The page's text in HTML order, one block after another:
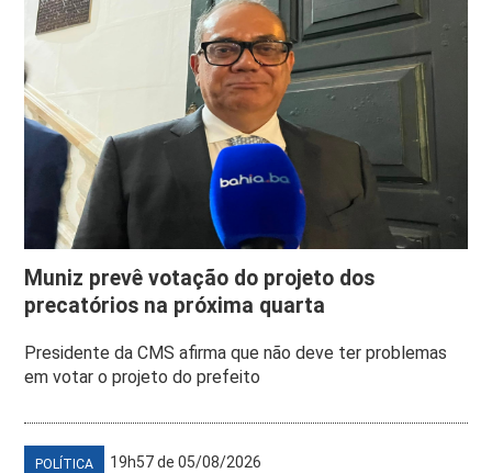
Muniz prevê votação do projeto dos
precatórios na próxima quarta
Presidente da CMS afirma que não deve ter problemas
em votar o projeto do prefeito
POLÍTICA 19h57 de 05/08/2026